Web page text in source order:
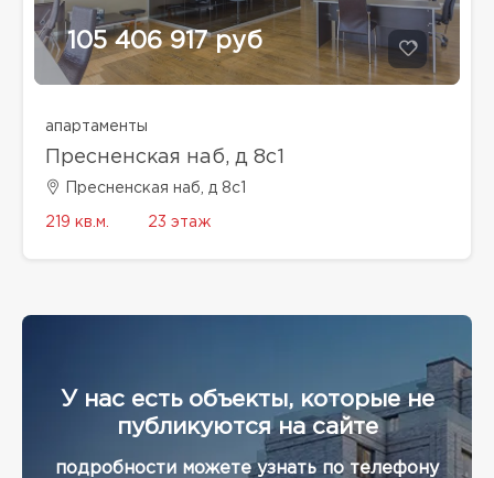
105 406 917 руб
апартаменты
Пресненская наб, д 8с1
Пресненская наб, д 8с1
219 кв.м. 23 этаж
У нас есть объекты, которые не
публикуются на сайте
подробности можете узнать по телефону